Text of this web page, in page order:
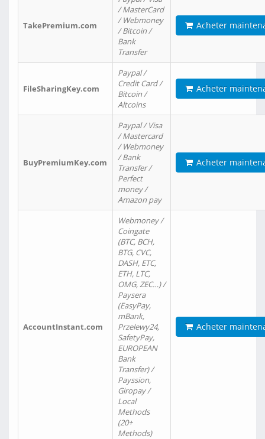
TakePremium.com
/ MasterCard
/ Webmoney
/ Bitcoin /
Bank
Transfer
Acheter
FileSharingKey.com
Paypal /
Credit Card /
Bitcoin /
Altcoins
Acheter
BuyPremiumKey.com
Paypal / Visa
/ Mastercard
/ Webmoney
/ Bank
Transfer /
Perfect
money /
Amazon pay
Acheter
AccountInstant.com
Webmoney /
Coingate
(BTC, BCH,
BTG, CVC,
DASH, ETC,
ETH, LTC,
OMG, ZEC…) /
Paysera
(EasyPay,
mBank,
Przelewy24,
SafetyPay,
EUROPEAN
Bank
Transfer) /
Payssion,
Giropay /
Local
Methods
(20+
Methods)
Acheter